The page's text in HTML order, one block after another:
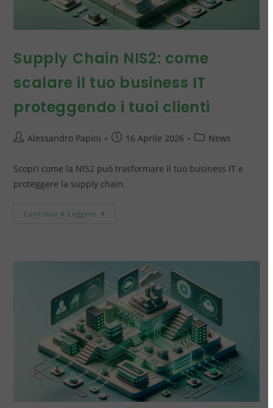
Supply Chain NIS2: come
scalare il tuo business IT
proteggendo i tuoi clienti
Alessandro Papini 16 Aprile 2026 News
Scopri come la NIS2 può trasformare il tuo business IT e
proteggere la supply chain.
Continua A Leggere